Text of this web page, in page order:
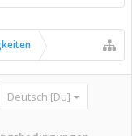
Deutsch [Du]